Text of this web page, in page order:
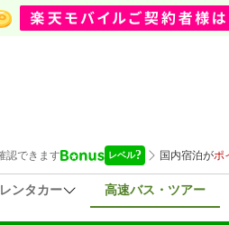
レンタカー 高速バス・ツアー